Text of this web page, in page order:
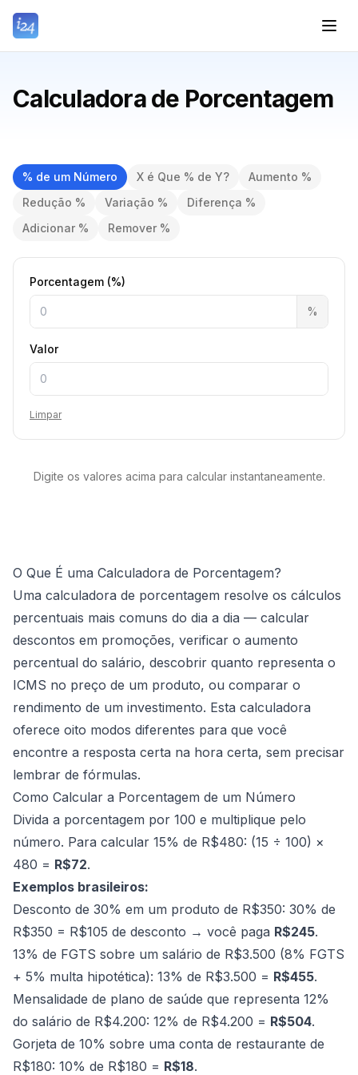
Calculadora de Porcentagem
% de um Número X é Que % de Y?
Aumento %
Redução %
Variação %
Diferença %
Adicionar %
Remover %
Porcentagem (%)
%
Valor
Limpar
Digite os valores acima para calcular instantaneamente.
O Que É uma Calculadora de Porcentagem?
Uma calculadora de porcentagem resolve os cálculos
percentuais mais comuns do dia a dia — calcular
descontos em promoções, verificar o aumento
percentual do salário, descobrir quanto representa o
ICMS no preço de um produto, ou comparar o
rendimento de um investimento. Esta calculadora
oferece oito modos diferentes para que você
encontre a resposta certa na hora certa, sem precisar
lembrar de fórmulas.
Como Calcular a Porcentagem de um Número
Divida a porcentagem por 100 e multiplique pelo
número. Para calcular 15% de R$480: (15 ÷ 100) ×
480 = R$72.
Exemplos brasileiros:
Desconto de 30% em um produto de R$350: 30% de
R$350 = R$105 de desconto → você paga R$245.
13% de FGTS sobre um salário de R$3.500 (8% FGTS
+ 5% multa hipotética): 13% de R$3.500 = R$455.
Mensalidade de plano de saúde que representa 12%
do salário de R$4.200: 12% de R$4.200 = R$504.
Gorjeta de 10% sobre uma conta de restaurante de
R$180: 10% de R$180 = R$18.